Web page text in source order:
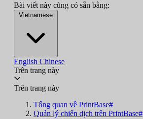
Bài viết này cũng có sẵn bằng:
Vietnamese
English Chinese
Trên trang này
Trên trang này
Tổng quan về PrintBase#
Quản lý chiến dịch trên PrintBase#